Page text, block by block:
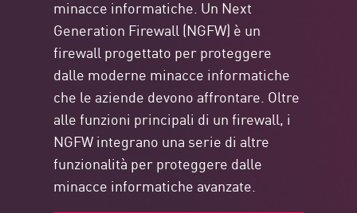
minacce informatiche. Un Next
Generation Firewall (NGFW) è un
firewall progettato per proteggere
dalle moderne minacce informatiche
che le aziende devono affrontare. Oltre
alle funzioni principali di un firewall, i
NGFW integrano una serie di altre
funzionalità per proteggere dalle
minacce informatiche avanzate.